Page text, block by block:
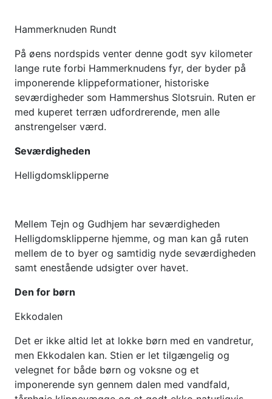
Hammerknuden Rundt
På øens nordspids venter denne godt syv kilometer
lange rute forbi Hammerknudens fyr, der byder på
imponerende klippeformationer, historiske
seværdigheder som Hammershus Slotsruin. Ruten er
med kuperet terræn udfordrerende, men alle
anstrengelser værd.
Seværdigheden
Helligdomsklipperne
Mellem Tejn og Gudhjem har seværdigheden
Helligdomsklipperne hjemme, og man kan gå ruten
mellem de to byer og samtidig nyde seværdigheden
samt enestående udsigter over havet.
Den for børn
Ekkodalen
Det er ikke altid let at lokke børn med en vandretur,
men Ekkodalen kan. Stien er let tilgængelig og
velegnet for både børn og voksne og et
imponerende syn gennem dalen med vandfald,